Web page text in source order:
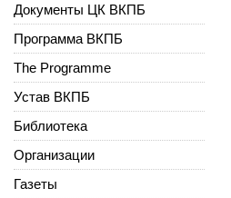
Документы ЦК ВКПБ
Программа ВКПБ
The Programme
Устав ВКПБ
Библиотека
Организации
Газеты